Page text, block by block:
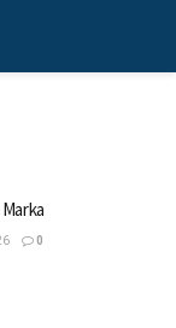
0